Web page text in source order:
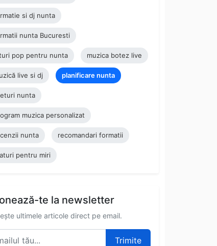
si dj nunta
nunta Bucuresti
pop pentru nunta muzica botez live
live si dj planificare nunta
nunta
muzica personalizat
nunta recomandari formatii
pentru miri
te la newsletter
ultimele articole direct pe email.
Trimite